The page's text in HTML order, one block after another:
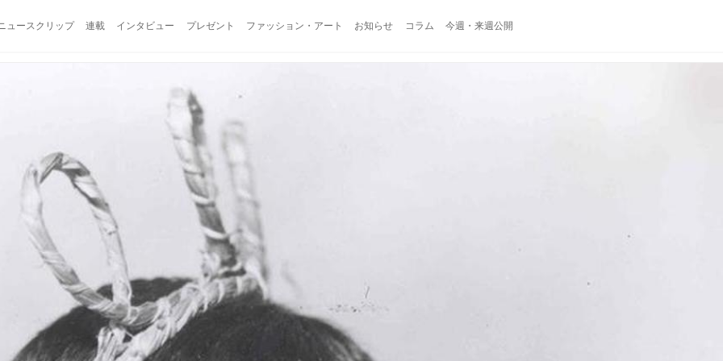
ュースクリップ 連載 インタビュー プレゼント ファッション・アート お知らせ コラム 今週・来週公開